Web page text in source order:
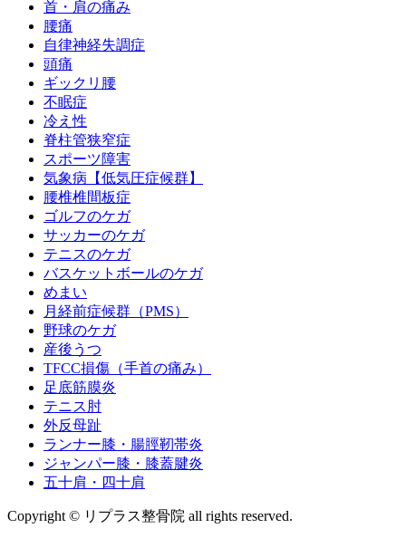
首・肩の痛み
腰痛
自律神経失調症
頭痛
ギックリ腰
不眠症
冷え性
脊柱管狭窄症
スポーツ障害
気象病【低気圧症候群】
腰椎椎間板症
ゴルフのケガ
サッカーのケガ
テニスのケガ
バスケットボールのケガ
めまい
月経前症候群（PMS）
野球のケガ
産後うつ
TFCC損傷（手首の痛み）
足底筋膜炎
テニス肘
外反母趾
ランナー膝・腸脛靭帯炎
ジャンパー膝・膝蓋腱炎
五十肩・四十肩
Copyright © リプラス整骨院 all rights reserved.